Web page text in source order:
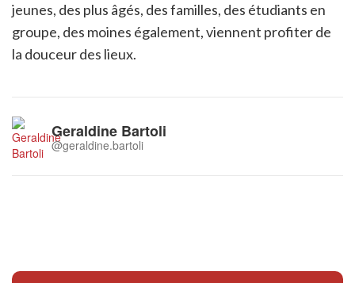
jeunes, des plus âgés, des familles, des étudiants en
groupe, des moines également, viennent profiter de
la douceur des lieux.
Geraldine Bartoli
@geraldine.bartoli